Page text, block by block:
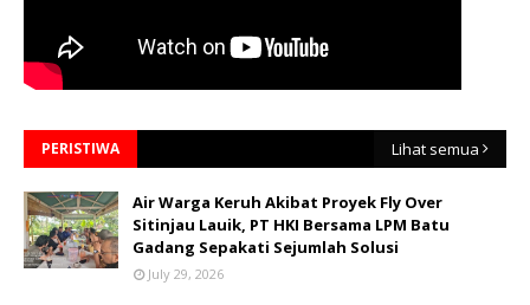
PERISTIWA Lihat semua
Air Warga Keruh Akibat Proyek Fly Over
Sitinjau Lauik, PT HKI Bersama LPM Batu
Gadang Sepakati Sejumlah Solusi
July 29, 2026